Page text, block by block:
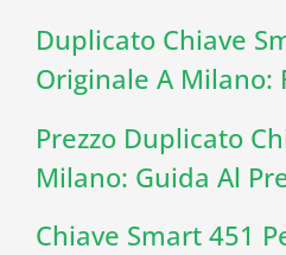
Duplicato Chiave
Originale A Milano:
Prezzo Duplicato
Milano: Guida Al
Chiave Smart 451